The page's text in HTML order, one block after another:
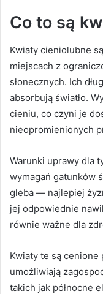
Co to są
Kwiaty cieniolubne
miejscach z
słonecznych. Ich
absorbują światło.
cieniu, co czyni je
nieopromienionych
Warunki uprawy dla
wymagań gatunków
gleba — najlepiej
jej odpowiednie
równie ważne dla
Kwiaty te są
umożliwiają
takich jak północne